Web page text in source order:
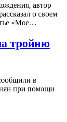
автор
о своем
«Мое…
тройню
в
при помощи